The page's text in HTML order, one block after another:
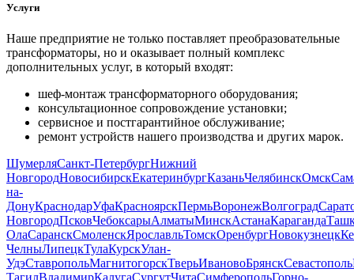
Услуги
Наше предприятие не только поставляет преобразовательные
трансформаторы, но и оказывает полный комплекс
дополнительных услуг, в который входят:
шеф-монтаж трансформаторного оборудования;
консультационное сопровождение установки;
сервисное и постгарантийное обслуживание;
ремонт устройств нашего производства и других марок.
ШумерляСанкт-ПетербургНижний
НовгородНовосибирскЕкатеринбургКазаньЧелябинскОмск
на-
ДонуКраснодарУфаКрасноярскПермьВоронежВолгоград
НовгородПсковЧебоксарыАлматыМинскАстанаКараганда
ОлаСаранскСмоленскЯрославльТомскОренбургНовокузнецк
ЧелныЛипецкТулаКурскУлан-
УдэСтавропольМагнитогорскТверьИвановоБрянскСевастополь
ТагилВладимирКалугаСургутЧитаСимферопольГорно-